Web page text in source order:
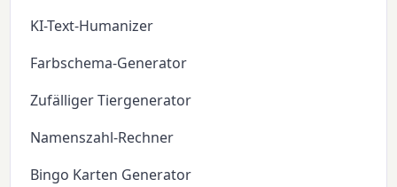
KI-Text-Humanizer
Farbschema-Generator
Zufälliger Tiergenerator
Namenszahl-Rechner
Bingo Karten Generator